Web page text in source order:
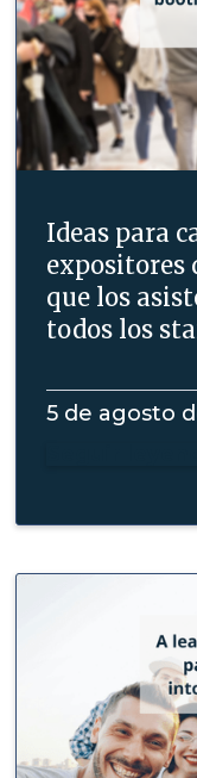
Ideas para
expositores
que los
todos los
5 de agosto